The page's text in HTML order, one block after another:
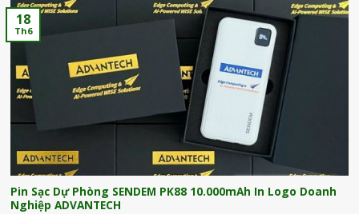
Pin Sạc Dự Phòng SENDEM PK88 10.000mAh In Logo Doanh
Nghiệp ADVANTECH
18
Th6